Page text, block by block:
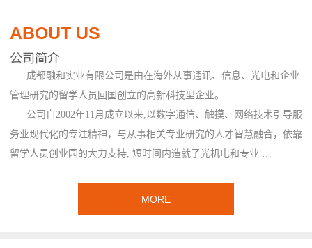
ABOUT US
公司简介
成都融和实业有限公司是由在海外从事通讯、信息、光电和企业
管理研究的留学人员回国创立的高新科技型企业。
公司自2002年11月成立以来,以数字通信、触摸、网络技术引导服
务业现代化的专注精神，与从事相关专业研究的人才智慧融合，依靠
留学人员创业园的大力支持, 短时间内造就了光机电和专业 …
MORE